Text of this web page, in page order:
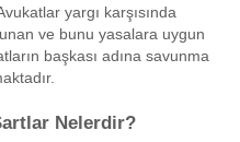
yargı karşısında
ve bunu yasalara uygun
başkası adına savunma
Nelerdir?